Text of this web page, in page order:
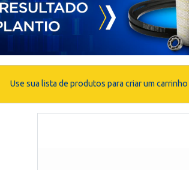
Use sua lista de produtos para criar um